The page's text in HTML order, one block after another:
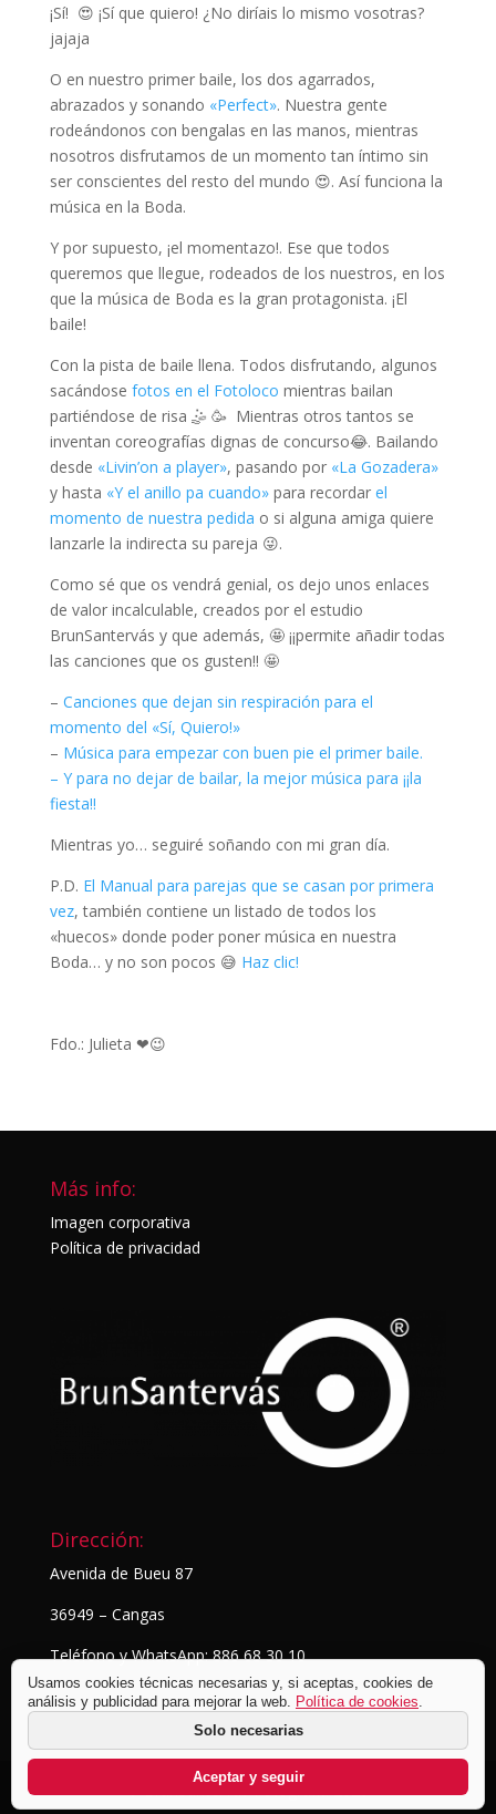
¡Sí! 😍 ¡Sí que quiero! ¿No diríais lo mismo vosotras?
jajaja
O en nuestro primer baile, los dos agarrados,
abrazados y sonando «Perfect». Nuestra gente
rodeándonos con bengalas en las manos, mientras
nosotros disfrutamos de un momento tan íntimo sin
ser conscientes del resto del mundo 😍. Así funciona la
música en la Boda.
Y por supuesto, ¡el momentazo!. Ese que todos
queremos que llegue, rodeados de los nuestros, en los
que la música de Boda es la gran protagonista. ¡El
baile!
Con la pista de baile llena. Todos disfrutando, algunos
sacándose fotos en el Fotoloco mientras bailan
partiéndose de risa 🤹 🥳 Mientras otros tantos se
inventan coreografías dignas de concurso😂. Bailando
desde «Livin’on a player», pasando por «La Gozadera»
y hasta «Y el anillo pa cuando»para recordar el
momento de nuestra pedida o si alguna amiga quiere
lanzarle la indirecta su pareja 😜.
Como sé que os vendrá genial, os dejo unos enlaces
de valor incalculable, creados por el estudio
BrunSantervás y que además, 🤩 ¡¡permite añadir todas
las canciones que os gusten!! 🤩
– Canciones que dejan sin respiración para el
momento del «Sí, Quiero!»
– Música para empezar con buen pie el primer baile.
– Y para no dejar de bailar, la mejor música para ¡¡la
fiesta!!
Mientras yo… seguiré soñando con mi gran día.
P.D. El Manual para parejas que se casan por primera
vez, también contiene un listado de todos los
«huecos» donde poder poner música en nuestra
Boda… y no son pocos 😅 Haz clic!
Fdo.: Julieta ❤😉
Más info:
Imagen corporativa
Política de privacidad
Dirección:
Avenida de Bueu 87
36949 – Cangas
Teléfono y WhatsApp: 886 68 30 10
© BrunSantervás Fotografía
Usamos cookies técnicas necesarias y, si aceptas, cookies de
análisis y publicidad para mejorar la web. Política de cookies.
Solo necesarias
Aceptar y seguir